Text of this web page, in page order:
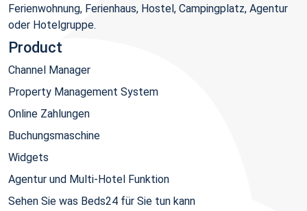
Ferienwohnung, Ferienhaus, Hostel, Campingplatz, Agentur
oder Hotelgruppe.
Product
Channel Manager
Property Management System
Online Zahlungen
Buchungsmaschine
Widgets
Agentur und Multi-Hotel Funktion
Sehen Sie was Beds24 für Sie tun kann